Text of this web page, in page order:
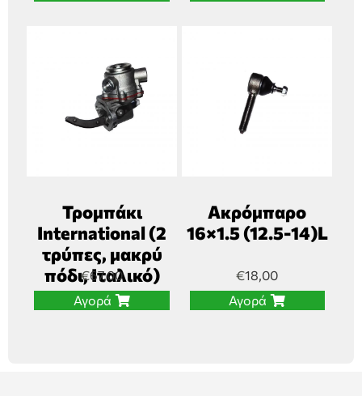
Τρομπάκι
International (2
τρύπες, μακρύ
πόδι, Ιταλικό)
€67,00
Αγορά
Ακρόμπαρο
16×1.5 (12.5-14)L
€18,00
Αγορά